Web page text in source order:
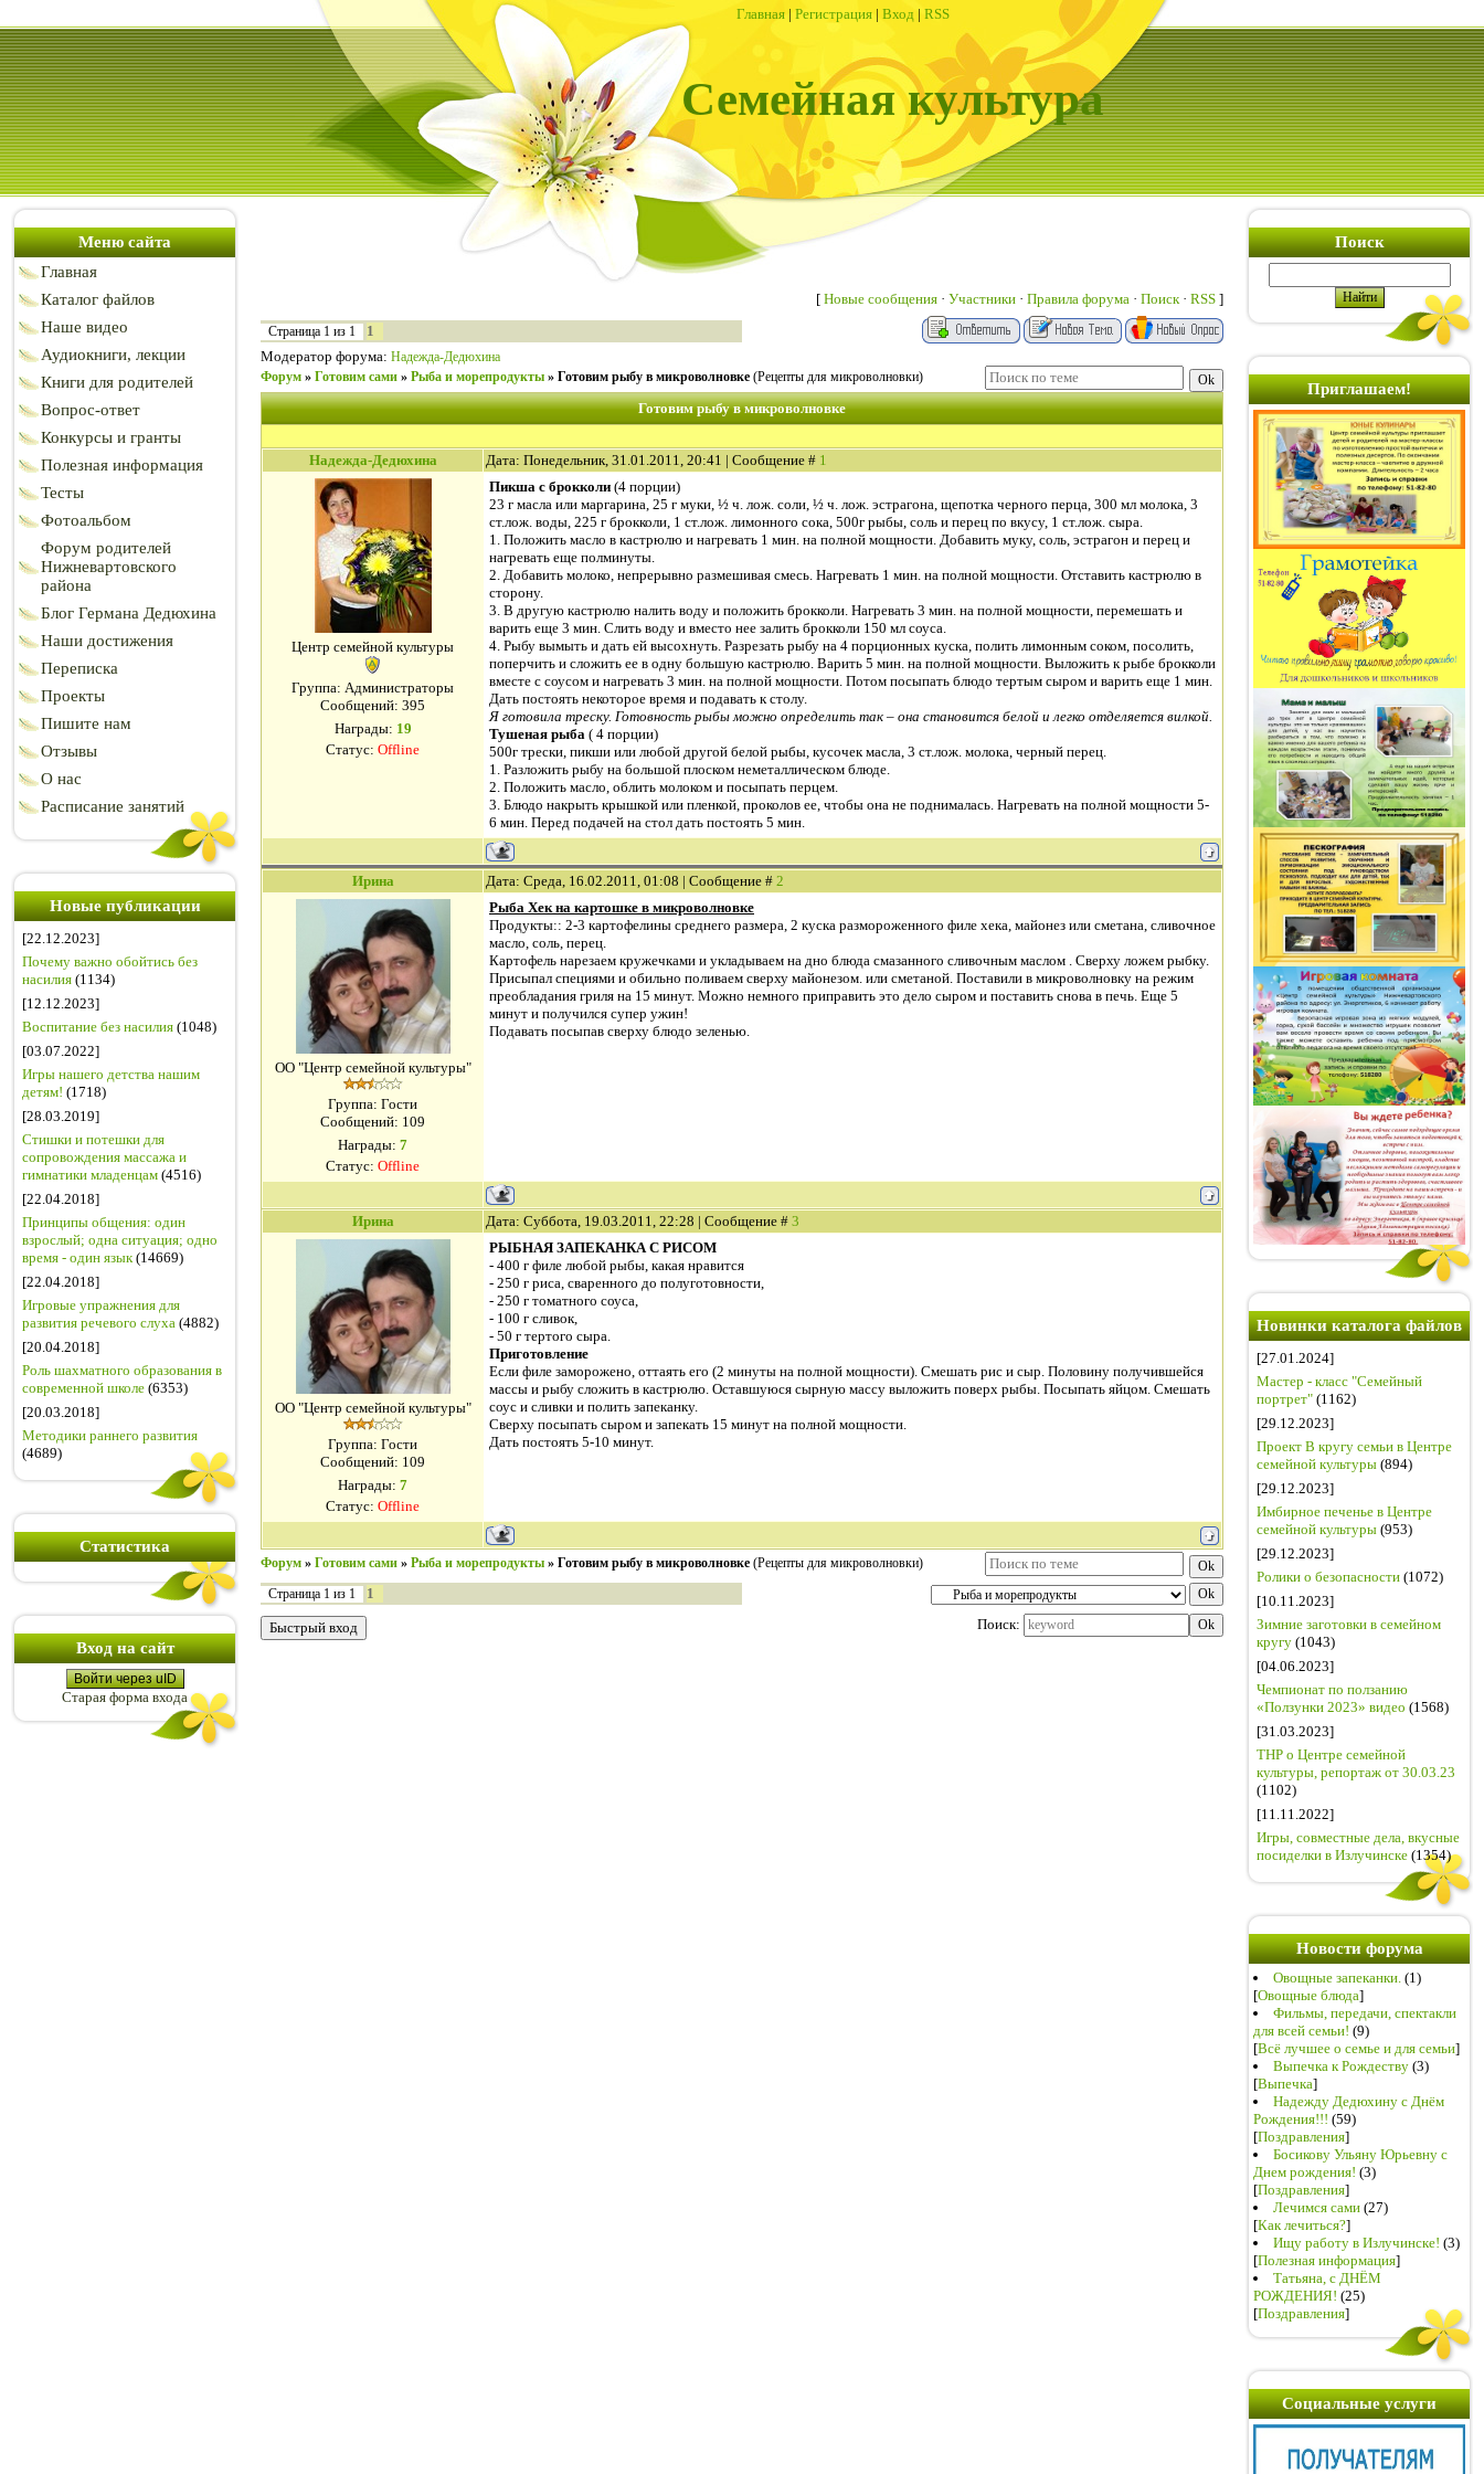
Главная | Регистрация | Вход | RSS
Семейная культура
Меню сайта
Главная
Каталог файлов
Наше видео
Аудиокниги, лекции
Книги для родителей
Вопрос-ответ
Конкурсы и гранты
Полезная информация
Тесты
Фотоальбом
Форум родителей
Нижневартовского
района
Блог Германа Дедюхина
Наши достижения
Переписка
Проекты
Пишите нам
Отзывы
О нас
Расписание занятий
Новые публикации
[22.12.2023]
Почему важно обойтись без
насилия (1134)
[12.12.2023]
Воспитание без насилия (1048)
[03.07.2022]
Игры нашего детства нашим
детям! (1718)
[28.03.2019]
Стишки и потешки для
сопровождения массажа и
гимнатики младенцам (4516)
[22.04.2018]
Принципы общения: один
взрослый; одна ситуация; одно
время - один язык(14669)
[22.04.2018]
Игровые упражнения для
развития речевого слуха (4882)
[20.04.2018]
Роль шахматного образования в
современной школе (6353)
[20.03.2018]
Методики раннего развития
(4689)
Статистика
Вход на сайт
Войти через uID
Старая форма входа
[ Новые сообщения · Участники · Правила форума · Поиск· RSS ]
Страница 1 из 1
1
Модератор форума: Надежда-Дедюхина
Форум » Готовим сами » Рыба и морепродукты » Готовим рыбу в микроволновке (Рецепты для микроволновки)
Готовим рыбу в микроволновке
Надежда-Дедюхина Дата: Понедельник, 31.01.2011, 20:41 | Сообщение # 1
Центр семейной культуры
Группа: Администраторы
Сообщений: 395
Награды: 19
Статус: Offline
Пикша с брокколи (4 порции)
23 г масла или маргарина, 25 г муки, ½ ч. лож. соли, ½ ч. лож. эстрагона, щепотка черного перца, 300 мл молока, 3
ст.лож. воды, 225 г брокколи, 1 ст.лож. лимонного сока, 500г рыбы, соль и перец по вкусу, 1 ст.лож. сыра.
1. Положить масло в кастрюлю и нагревать 1 мин. на полной мощности. Добавить муку, соль, эстрагон и перец и
нагревать еще полминуты.
2. Добавить молоко, непрерывно размешивая смесь. Нагревать 1 мин. на полной мощности. Отставить кастрюлю в
сторону.
3. В другую кастрюлю налить воду и положить брокколи. Нагревать 3 мин. на полной мощности, перемешать и
варить еще 3 мин. Слить воду и вместо нее залить брокколи 150 мл соуса.
4. Рыбу вымыть и дать ей высохнуть. Разрезать рыбу на 4 порционных куска, полить лимонным соком, посолить,
поперчить и сложить ее в одну большую кастрюлю. Варить 5 мин. на полной мощности. Выложить к рыбе брокколи
вместе с соусом и нагревать 3 мин. на полной мощности. Потом посыпать блюдо тертым сыром и варить еще 1 мин.
Дать постоять некоторое время и подавать к столу.
Я готовила треску. Готовность рыбы можно определить так – она становится белой и легко отделяется вилкой.
Тушеная рыба ( 4 порции)
500г трески, пикши или любой другой белой рыбы, кусочек масла, 3 ст.лож. молока, черный перец.
1. Разложить рыбу на большой плоском неметаллическом блюде.
2. Положить масло, облить молоком и посыпать перцем.
3. Блюдо накрыть крышкой или пленкой, проколов ее, чтобы она не поднималась. Нагревать на полной мощности 5-
6 мин. Перед подачей на стол дать постоять 5 мин.
Ирина Дата: Среда, 16.02.2011, 01:08 | Сообщение # 2
ОО "Центр семейной культуры"
Группа: Гости
Сообщений: 109
Награды: 7
Статус: Offline
Рыба Хек на картошке в микроволновке
Продукты:: 2-3 картофелины среднего размера, 2 куска размороженного филе хека, майонез или сметана, сливочное
масло, соль, перец.
Картофель нарезаем кружечками и укладываем на дно блюда смазанного сливочным маслом . Сверху ложем рыбку.
Присыпал специями и обильно поливаем сверху майонезом. или сметаной. Поставили в микроволновку на режим
преобладания гриля на 15 минут. Можно немного приправить это дело сыром и поставить снова в печь. Еще 5
минут и получился супер ужин!
Подавать посыпав сверху блюдо зеленью.
Ирина Дата: Суббота, 19.03.2011, 22:28 | Сообщение # 3
ОО "Центр семейной культуры"
Группа: Гости
Сообщений: 109
Награды: 7
Статус: Offline
РЫБНАЯ ЗАПЕКАНКА С РИСОМ
- 400 г филе любой рыбы, какая нравится
- 250 г риса, сваренного до полуготовности,
- 250 г томатного соуса,
- 100 г сливок,
- 50 г тертого сыра.
Приготовление
Если филе заморожено, оттаять его (2 минуты на полной мощности). Смешать рис и сыр. Половину получившейся
массы и рыбу сложить в кастрюлю. Оставшуюся сырную массу выложить поверх рыбы. Посыпать яйцом. Смешать
соус и сливки и полить запеканку.
Сверху посыпать сыром и запекать 15 минут на полной мощности.
Дать постоять 5-10 минут.
Форум » Готовим сами » Рыба и морепродукты » Готовим рыбу в микроволновке (Рецепты для микроволновки)
Страница 1 из 1
1
Поиск:
Поиск
Приглашаем!
Новинки каталога файлов
[27.01.2024]
Мастер - класс "Семейный
портрет" (1162)
[29.12.2023]
Проект В кругу семьи в Центре
семейной культуры (894)
[29.12.2023]
Имбирное печенье в Центре
семейной культуры (953)
[29.12.2023]
Ролики о безопасности (1072)
[10.11.2023]
Зимние заготовки в семейном
кругу (1043)
[04.06.2023]
Чемпионат по ползанию
«Ползунки 2023» видео (1568)
[31.03.2023]
ТНР о Центре семейной
культуры, репортаж от 30.03.23
(1102)
[11.11.2022]
Игры, совместные дела, вкусные
посиделки в Излучинске (1354)
Новости форума
Овощные запеканки. (1)
[Овощные блюда]
Фильмы, передачи, спектакли
для всей семьи! (9)
[Всё лучшее о семье и для семьи]
Выпечка к Рождеству (3)
[Выпечка]
Надежду Дедюхину с Днём
Рождения!!! (59)
[Поздравления]
Босикову Ульяну Юрьевну с
Днем рождения! (3)
[Поздравления]
Лечимся сами (27)
[Как лечиться?]
Ищу работу в Излучинске! (3)
[Полезная информация]
Татьяна, с ДНЁМ
РОЖДЕНИЯ! (25)
[Поздравления]
Социальные услуги